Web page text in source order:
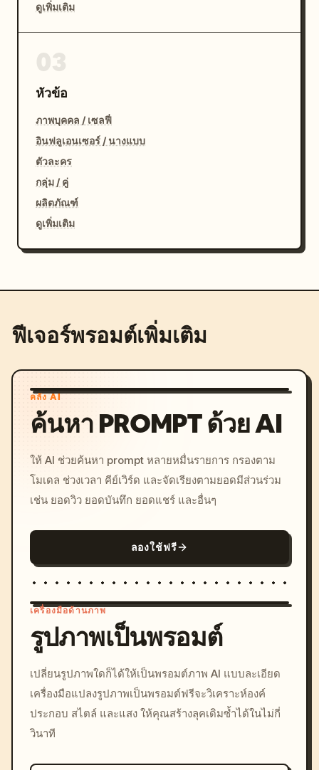
ดูเพิ่มเติม
หัวข้อ
ภาพบุคคล / เซลฟี่
อินฟลูเอนเซอร์ / นางแบบ
ตัวละคร
กลุ่ม / คู่
ผลิตภัณฑ์
ดูเพิ่มเติม
ฟีเจอร์พรอมต์เพิ่มเติม
คลัง AI
ค้นหา PROMPT ด้วย AI
ให้ AI ช่วยค้นหา prompt หลายหมื่นรายการ กรองตาม
โมเดล ช่วงเวลา คีย์เวิร์ด และจัดเรียงตามยอดมีส่วนร่วม
เช่น ยอดวิว ยอดบันทึก ยอดแชร์ และอื่นๆ
ลองใช้ฟรี
c, cyberpunk sunset, neon
colors, 8k --v 6.0
เครื่องมือด้านภาพ
รูปภาพเป็นพรอมต์
เปลี่ยนรูปภาพใดก็ได้ให้เป็นพรอมต์ภาพ AI แบบละเอียด
เครื่องมือแปลงรูปภาพเป็นพรอมต์ฟรีจะวิเคราะห์องค์
ประกอบ สไตล์ และแสง ให้คุณสร้างลุคเดิมซ้ำได้ในไม่กี่
วินาที